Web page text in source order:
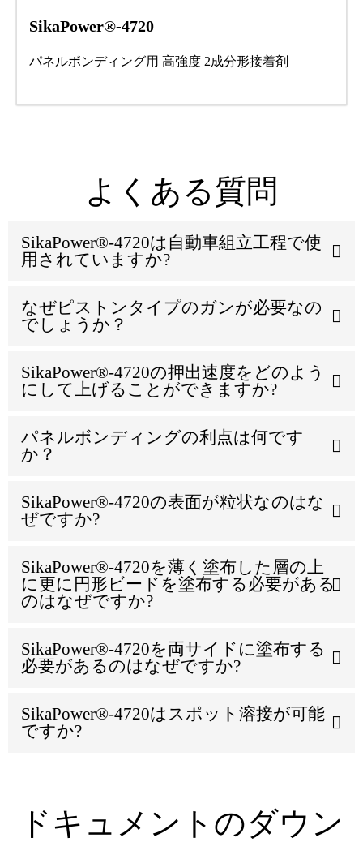
SikaPower®-4720
パネルボンディング用 高強度 2成分形接着剤
よくある質問
SikaPower®-4720は自動車組立工程で使
用されていますか?
なぜピストンタイプのガンが必要なの
でしょうか？
SikaPower®-4720の押出速度をどのよう
にして上げることができますか?
パネルボンディングの利点は何です
か？
SikaPower®-4720の表面が粒状なのはな
ぜですか?
SikaPower®-4720を薄く塗布した層の上
に更に円形ビードを塗布する必要がある
のはなぜですか?
SikaPower®-4720を両サイドに塗布する
必要があるのはなぜですか?
SikaPower®-4720はスポット溶接が可能
ですか?
ドキュメントのダウン